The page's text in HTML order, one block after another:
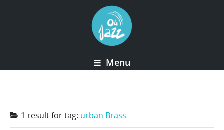
Menu
1 result fortag: urban Brass